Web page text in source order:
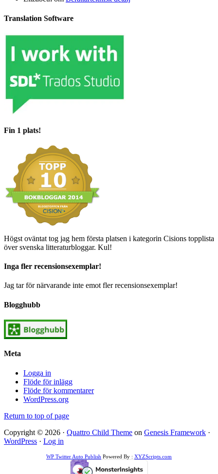
Translation Software
Fin 1 plats!
Högst oväntat tog jag hem första platsen i kategorin Cisions topplista
över svenska litteraturbloggar. Kul!
Inga fler recensionsexemplar!
Jag tar för närvarande inte emot fler recensionsexemplar!
Blogghubb
Meta
Logga in
Flöde för inlägg
Flöde för kommentarer
WordPress.org
Return to top of page
Copyright © 2026 · Quattro Child Theme on Genesis Framework ·
WordPress · Log in
WP Twitter Auto Publish Powered By : XYZScripts.com